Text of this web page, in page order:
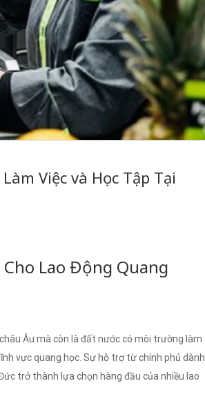
Việc và Học Tập Tại
Lao Động Quang
Âu mà còn là đất nước có môi trường làm
vực quang học. Sự hỗ trợ từ chính phủ dành
trở thành lựa chọn hàng đầu của nhiều lao